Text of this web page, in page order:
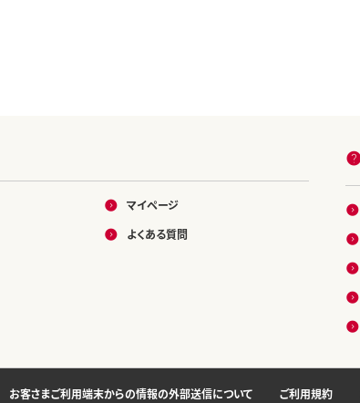
マイページ
よくある質問
お客さまご利用端末からの情報の外部送信について ご利用規約